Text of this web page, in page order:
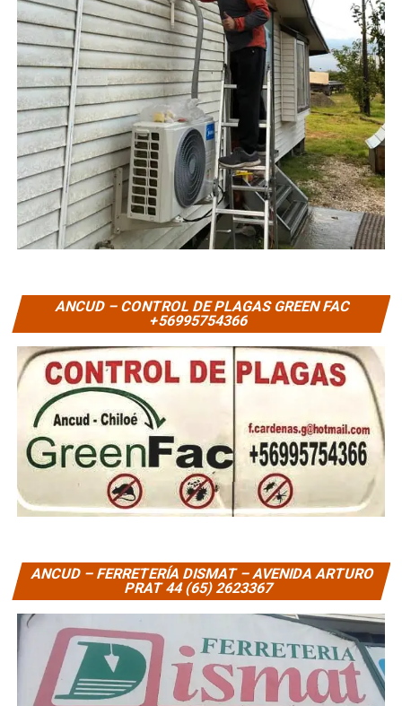
ANCUD – CONTROL DE PLAGAS GREEN FAC
+56995754366
ANCUD – FERRETERÍA DISMAT – AVENIDA ARTURO
PRAT 44 (65) 2623367